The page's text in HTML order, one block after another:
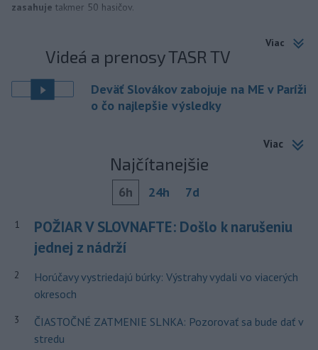
zasahuje takmer 50 hasičov.
Viac
Videá a prenosy TASR TV
Deväť Slovákov zabojuje na ME v Paríži
o čo najlepšie výsledky
Viac
Najčítanejšie
6h 24h 7d
1
POŽIAR V SLOVNAFTE: Došlo k narušeniu
jednej z nádrží
2
Horúčavy vystriedajú búrky: Výstrahy vydali vo viacerých
okresoch
3
ČIASTOČNÉ ZATMENIE SLNKA: Pozorovať sa bude dať v
stredu